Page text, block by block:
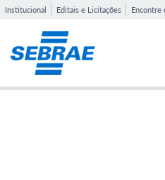
Institucional Editais e Licitações Encontre